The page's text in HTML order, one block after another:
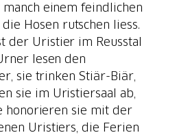
einem feindlichen
Hosen rutschen liess.
der Uristier im Reusstal
lesen den
sie trinken Stiär-Biär,
sie im Uristiersaal ab,
honorieren sie mit der
Uristiers, die Ferien